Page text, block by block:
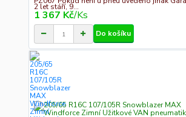
2 let stáří, 9...
1 367 Kč/Ks
Do košíku